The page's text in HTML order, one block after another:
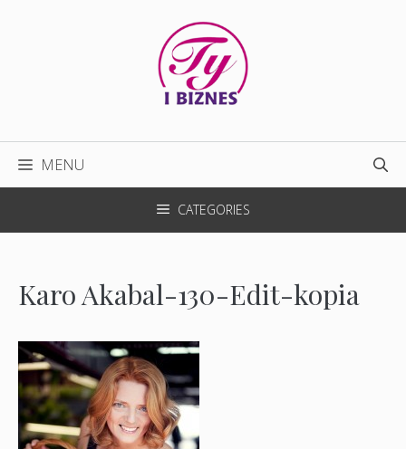
MENU
CATEGORIES
Karo Akabal-130-Edit-kopia